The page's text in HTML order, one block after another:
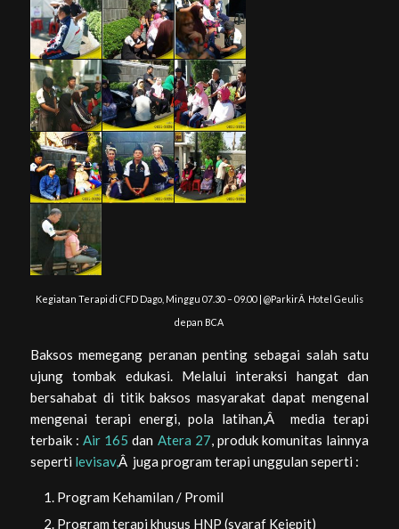
Kegiatan Terapi di CFD Dago, Minggu 07.30 – 09.00 | @ParkirÂ Hotel Geulis
depan BCA
Baksos memegang peranan penting sebagai salah satu
ujung tombak edukasi. Melalui interaksi hangat dan
bersahabat di titik baksos masyarakat dapat mengenal
mengenai terapi energi, pola latihan,Â media terapi
terbaik : Air 165 dan Atera 27, produk komunitas lainnya
seperti levisav,Â juga program terapi unggulan seperti :
Program Kehamilan / Promil
Program terapi khusus HNP (syaraf Kejepit)